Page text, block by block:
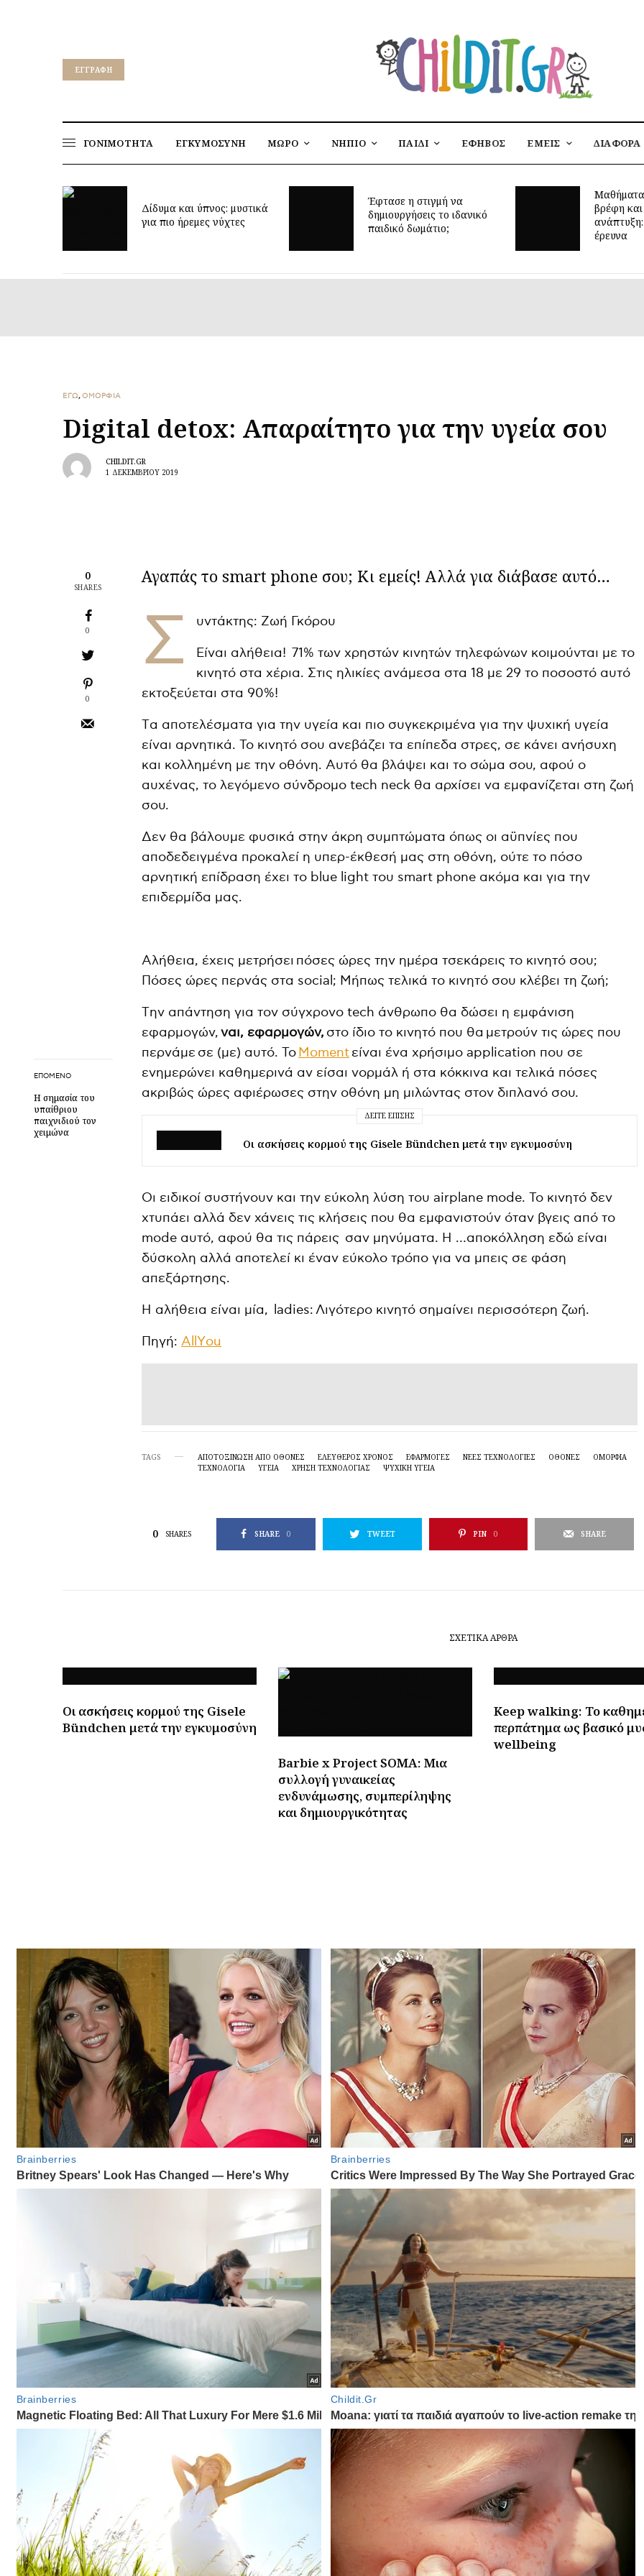
EΓΓΡΑΦΉ
ΓΟΝΙΜΟΤΗΤΑ ΕΓΚΥΜΟΣΥΝΗ ΜΩΡΟ ΝΗΠΙΟ ΠΑΙΔΙ ΕΦΗΒΟΣ ΕΜΕΙΣ ΔΙΑΦΟΡΑ
Δίδυμα και ύπνος: μυστικά
για πιο ήρεμες νύχτες
Έφτασε η στιγμή να
δημιουργήσεις το ιδανικό
παιδικό δωμάτιο;
βρέφη και
ανάπτυξη:
έρευνα
ΕΓΩ,ΟΜΟΡΦΙΑ
Digital detox: Aπαραίτητο για την υγεία σου
CHILDIT.GR
1 ΔΕΚΕΜΒΡΊΟΥ 2019
0
SHARES
0
0
ΕΠΌΜΕΝΟ
Η σημασία του
υπαίθριου
παιχνιδιού τον
χειμώνα
Αγαπάς το smart phone σου; Κι εμείς! Αλλά για διάβασε αυτό…
Σ υντάκτης: Ζωή Γκόρου
Είναι αλήθεια! 71% των χρηστών κινητών τηλεφώνων κοιμούνται με το
κινητό στα χέρια. Στις ηλικίες ανάμεσα στα 18 με 29 το ποσοστό αυτό
εκτοξεύεται στα 90%!
Tα αποτελέσματα για την υγεία και πιο συγκεκριμένα για την ψυχική υγεία
είναι αρνητικά. Το κινητό σου ανεβάζει τα επίπεδα στρες, σε κάνει ανήσυχη
και κολλημένη με την οθόνη. Αυτό θα βλάψει και το σώμα σου, αφού ο
αυχένας, το λεγόμενο σύνδρομο tech neck θα αρχίσει να εμφανίζεται στη ζωή
σου.
Δεν θα βάλουμε φυσικά στην άκρη συμπτώματα όπως οι αϋπνίες που
αποδεδειγμένα προκαλεί η υπερ-έκθεσή μας στη οθόνη, ούτε το πόσο
αρνητική επίδραση έχει το blue light του smart phone ακόμα και για την
επιδερμίδα μας.
Αλήθεια, έχεις μετρήσει πόσες ώρες την ημέρα τσεκάρεις το κινητό σου;
Πόσες ώρες περνάς στα social; Μήπως τελικά το κινητό σου κλέβει τη ζωή;
Tην απάντηση για τον σύγχρονο tech άνθρωπο θα δώσει η εμφάνιση
εφαρμογών,ναι, εφαρμογών, στο ίδιο το κινητό που θα μετρούν τις ώρες που
περνάμε σε (με) αυτό. Το Momentείναι ένα χρήσιμο application που σε
ενημερώνει καθημερινά αν είσαι νορμάλ ή στα κόκκινα και τελικά πόσες
ακριβώς ώρες αφιέρωσες στην οθόνη μη μιλώντας στον διπλανό σου.
ΔΕΊΤΕ ΕΠΊΣΗΣ
Οι ασκήσεις κορμού της Gisele Bündchen μετά την εγκυμοσύνη
Οι ειδικοί συστήνουν και την εύκολη λύση του airplane mode. Το κινητό δεν
χτυπάει αλλά δεν χάνεις τις κλήσεις που θα εμφανιστούν όταν βγεις από το
mode αυτό, αφού θα τις πάρεις σαν μηνύματα. Η …αποκόλληση εδώ είναι
δύσκολη αλλά αποτελεί κι έναν εύκολο τρόπο για να μπεις σε φάση
απεξάρτησης.
Η αλήθεια είναι μία, ladies: Λιγότερο κινητό σημαίνει περισσότερη ζωή.
Πηγή:ΑllΥou
TAGS ΑΠΟΤΟΞΊΝΩΣΗ ΑΠΌ ΟΘΌΝΕΣ ΕΛΕΥΘΕΡΟΣ ΧΡΟΝΟΣ ΕΦΑΡΜΟΓΈΣ ΝΈΕΣ ΤΕΧΝΟΛΟΓΊΕΣ ΟΘΌΝΕΣ
ΟΜΟΡΦΙΆ
ΤΕΧΝΟΛΟΓΙΑ
ΥΓΕΙΑ ΧΡΉΣΗ ΤΕΧΝΟΛΟΓΊΑΣ ΨΥΧΙΚΗ ΥΓΕΙΑ
0 SHARES SHARE 0 TWEET PIN 0 SHARE
ΣΧΕΤΙΚΆ ΆΡΘΡΑ
Οι ασκήσεις κορμού της Gisele
Bündchen μετά την εγκυμοσύνη
Barbie x Project SOMA: Μια
συλλογή γυναικείας
ενδυνάμωσης, συμπερίληψης
και δημιουργικότητας
Keep walking: To
περπάτημα ως βασικό
wellbeing